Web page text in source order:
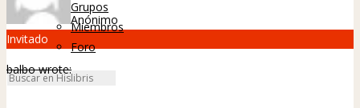
Grupos
Miembros
Foro
Anónimo
Invitado
balbo wrote: